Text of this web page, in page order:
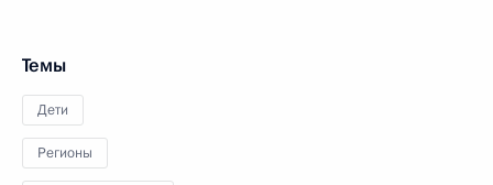
Темы
Дети
Регионы